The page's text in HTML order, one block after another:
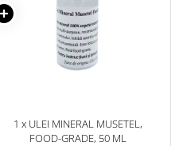
1 x ULEI MINERAL MUSETEL,
FOOD-GRADE, 50 ML